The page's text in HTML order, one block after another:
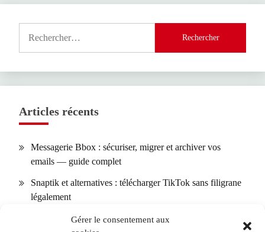
Gérer le consentement aux
Articles récents
Messagerie Bbox : sécuriser, migrer et archiver vos
emails — guide complet
Snaptik et alternatives : télécharger TikTok sans filigrane
légalement
Calendrier des allergies : comment l’utiliser selon votre